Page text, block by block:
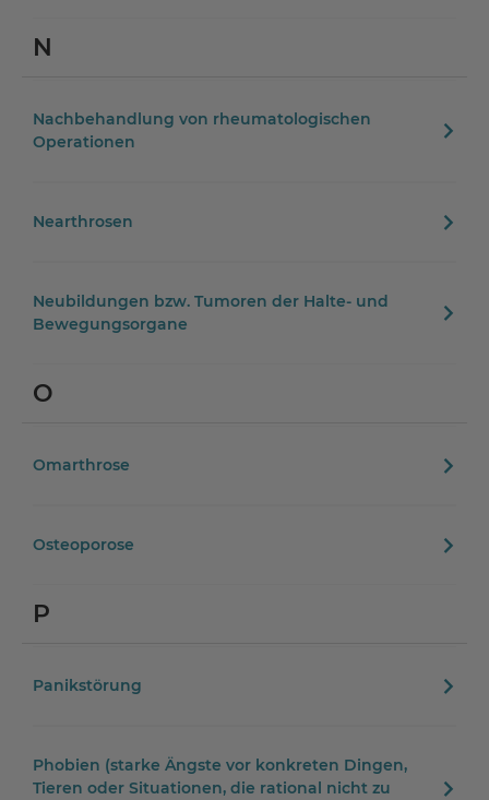
N
Nachbehandlung von rheumatologischen
Operationen
Nearthrosen
Neubildungen bzw. Tumoren der Halte- und
Bewegungsorgane
O
Omarthrose
Osteoporose
P
Panikstörung
Phobien (starke Ängste vor konkreten Dingen,
Tieren oder Situationen, die rational nicht zu